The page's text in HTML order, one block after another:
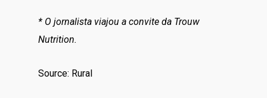
* O jornalista viajou a convite da Trouw
Nutrition.
Source: Rural